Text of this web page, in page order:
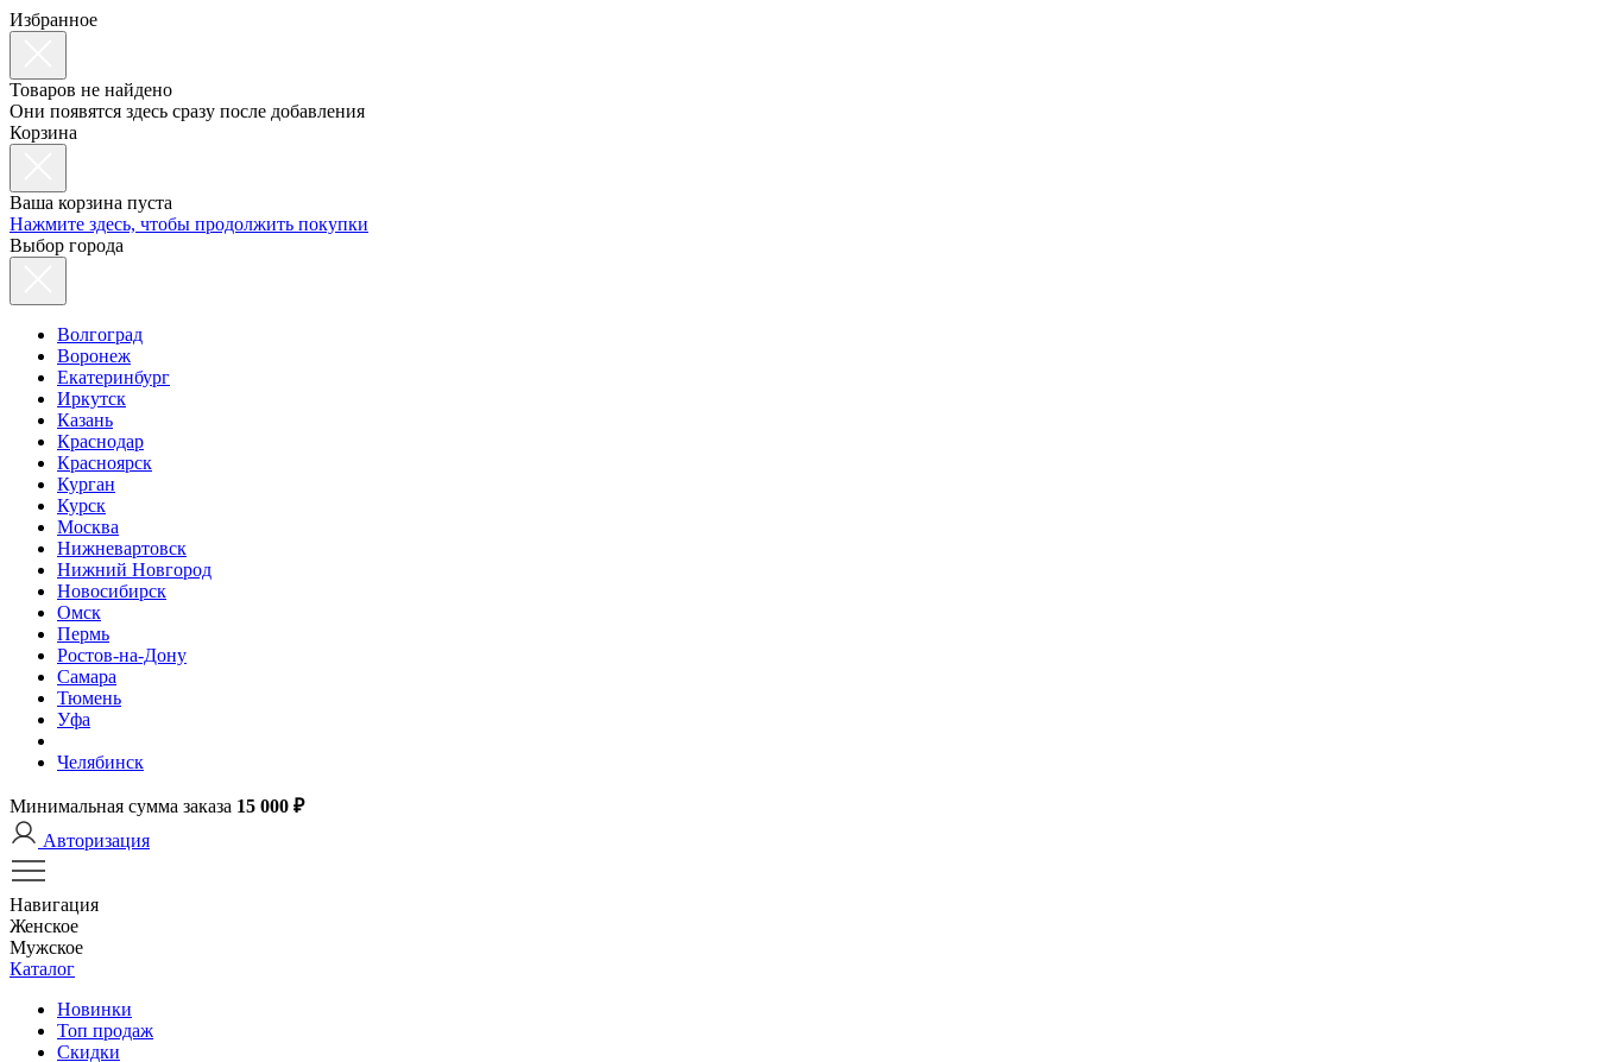
Избранное
Товаров не найдено
Они появятся здесь сразу после добавления
Корзина
Ваша корзина пуста
Нажмите здесь, чтобы продолжить покупки
Выбор города
Волгоград
Воронеж
Екатеринбург
Иркутск
Казань
Краснодар
Красноярск
Курган
Курск
Москва
Нижневартовск
Нижний Новгород
Новосибирск
Омск
Пермь
Ростов-на-Дону
Самара
Тюмень
Уфа
Челябинск
Минимальная сумма заказа 15 000 ₽
Авторизация
Навигация
Женское
Мужское
Каталог
Новинки
Топ продаж
Скидки